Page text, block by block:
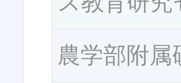
農学部附属